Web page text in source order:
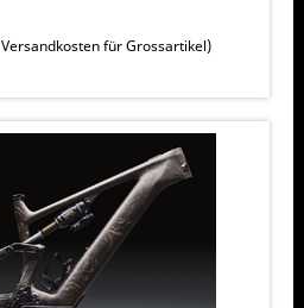
Versandkosten für Grossartikel)